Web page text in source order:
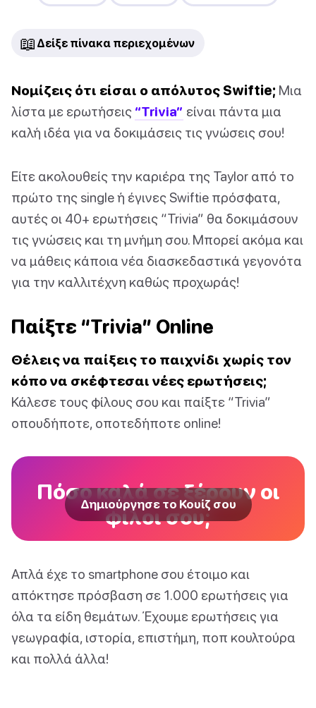
📖 Δείξε πίνακα περιεχομένων
Νομίζεις ότι είσαι ο απόλυτος Swiftie; Μια
λίστα με ερωτήσεις “Trivia” είναι πάντα μια
καλή ιδέα για να δοκιμάσεις τις γνώσεις σου!
Είτε ακολουθείς την καριέρα της Taylor από το
πρώτο της single ή έγινες Swiftie πρόσφατα,
αυτές οι 40+ ερωτήσεις “Trivia” θα δοκιμάσουν
τις γνώσεις και τη μνήμη σου. Μπορεί ακόμα και
να μάθεις κάποια νέα διασκεδαστικά γεγονότα
για την καλλιτέχνη καθώς προχωράς!
Παίξτε “Trivia” Online
Θέλεις να παίξεις το παιχνίδι χωρίς τον
κόπο να σκέφτεσαι νέες ερωτήσεις;
Κάλεσε τους φίλους σου και παίξτε “Trivia”
οπουδήποτε, οποτεδήποτε online!
Πόσο καλά σε ξέρουν οι
φίλοι σου;
Δημιούργησε το Κουίζ σου
Απλά έχε το smartphone σου έτοιμο και
απόκτησε πρόσβαση σε 1.000 ερωτήσεις για
όλα τα είδη θεμάτων. Έχουμε ερωτήσεις για
γεωγραφία, ιστορία, επιστήμη, ποπ κουλτούρα
και πολλά άλλα!